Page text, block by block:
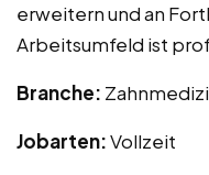
erweitern und an
Arbeitsumfeld ist
Branche:
Jobarten:Vollzeit